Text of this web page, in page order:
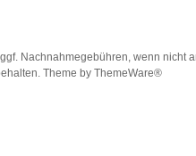
Nachnahmegebühren, wenn nicht
Theme by ThemeWare®